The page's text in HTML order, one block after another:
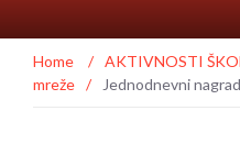
Home / AKTIVNOSTI
mreže / Jednodnevni